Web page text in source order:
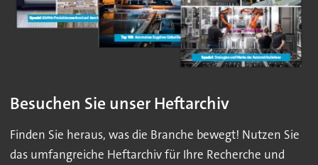
Besuchen Sie unser Heftarchiv
Finden Sie heraus, was die Branche bewegt! Nutzen Sie
das umfangreiche Heftarchiv für Ihre Recherche und